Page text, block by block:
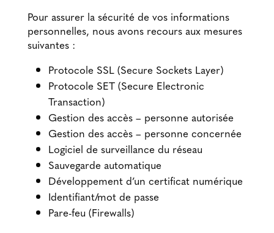
Pour assurer la sécurité de vos informations
personnelles, nous avons recours aux mesures
suivantes :
Protocole SSL (Secure Sockets Layer)
Protocole SET (Secure Electronic
Transaction)
Gestion des accès – personne autorisée
Gestion des accès – personne concernée
Logiciel de surveillance du réseau
Sauvegarde automatique
Développement d’un certificat numérique
Identifiant/mot de passe
Pare-feu (Firewalls)